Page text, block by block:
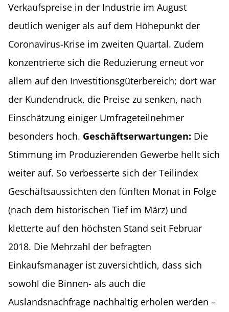
Verkaufspreise in der Industrie im August
deutlich weniger als auf dem Höhepunkt der
Coronavirus-Krise im zweiten Quartal. Zudem
konzentrierte sich die Reduzierung erneut vor
allem auf den Investitionsgüterbereich; dort war
der Kundendruck, die Preise zu senken, nach
Einschätzung einiger Umfrageteilnehmer
besonders hoch. Geschäftserwartungen: Die
Stimmung im Produzierenden Gewerbe hellt sich
weiter auf. So verbesserte sich der Teilindex
Geschäftsaussichten den fünften Monat in Folge
(nach dem historischen Tief im März) und
kletterte auf den höchsten Stand seit Februar
2018. Die Mehrzahl der befragten
Einkaufsmanager ist zuversichtlich, dass sich
sowohl die Binnen- als auch die
Auslandsnachfrage nachhaltig erholen werden –